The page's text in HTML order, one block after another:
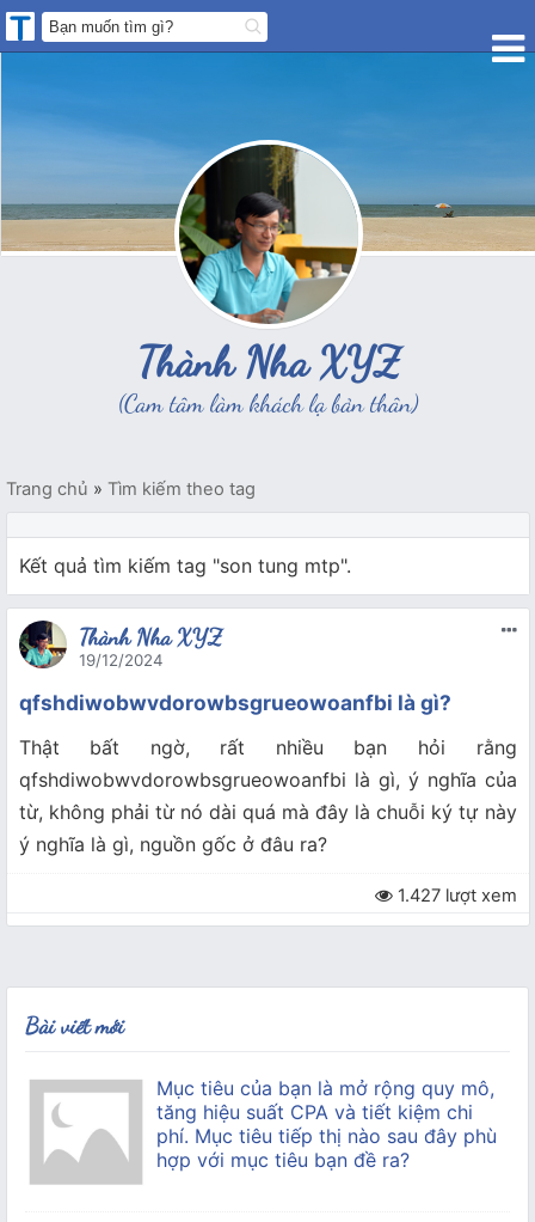
Thành Nha XYZ
(Cam tâm làm khách lạ bản thân)
Trang chủ » Tìm kiếm theo tag
Kết quả tìm kiếm tag "son tung mtp".
Thành Nha XYZ
19/12/2024
qfshdiwobwvdorowbsgrueowoanfbi là gì?
Thật bất ngờ, rất nhiều bạn hỏi rằng
qfshdiwobwvdorowbsgrueowoanfbi là gì, ý nghĩa của
từ, không phải từ nó dài quá mà đây là chuỗi ký tự này
ý nghĩa là gì, nguồn gốc ở đâu ra?
1.427 lượt xem
Bài viết mới
Mục tiêu của bạn là mở rộng quy mô,
tăng hiệu suất CPA và tiết kiệm chi
phí. Mục tiêu tiếp thị nào sau đây phù
hợp với mục tiêu bạn đề ra?